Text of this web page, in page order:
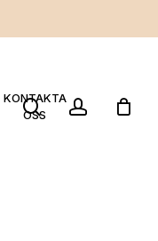
KONTAKTA
OSSsearchaccount